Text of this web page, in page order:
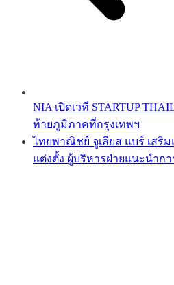
NIA เปิดเวที STARTUP
ท้ายภูมิภาคที่กรุงเทพฯ
ไทยพาณิชย์ จูเลียส แบร์ เสริ
แต่งตั้ง ผู้บริหารฝ่ายแนะนำก